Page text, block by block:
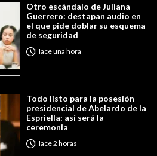
Otro escándalo de Juliana
Guerrero: destapan audio en
el que pide doblar su esquema
de seguridad
Haceuna hora
Todo listo para la posesión
presidencial de Abelardo de la
Espriella: así será la
ceremonia
Hace2 horas